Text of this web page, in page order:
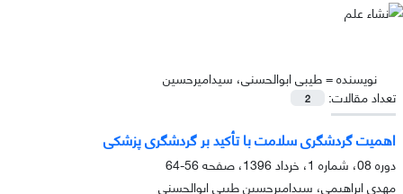
نویسنده =طیبی ابوالحسنی، سیدامیرحسین
تعداد مقالات:
2
اهمیت گردشگری سلامت با تأکید بر گردشگری پزشکی
دوره 08، شماره 1، خرداد 1396، صفحه
56-64
مهدی ابراهیمی، سیدامیرحسین طیبی ابوالحسنی